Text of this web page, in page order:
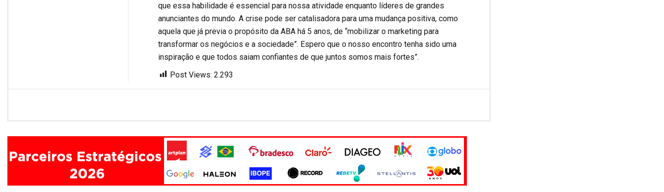
que essa habilidade é essencial para nossa atividade enquanto líderes de grandes
anunciantes do mundo. A crise pode ser catalisadora para uma mudança positiva, como
aquela que já previa o propósito da ABA há 5 anos, de “mobilizar o marketing para
transformar os negócios e a sociedade”. Espero que o nosso encontro tenha sido uma
inspiração e que todos saiam confiantes de que juntos somos mais fortes”.
Post Views: 2.293